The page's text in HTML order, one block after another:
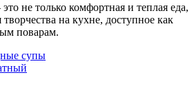
не только комфортная и теплая еда,
на кухне, доступное как
поварам.
супы